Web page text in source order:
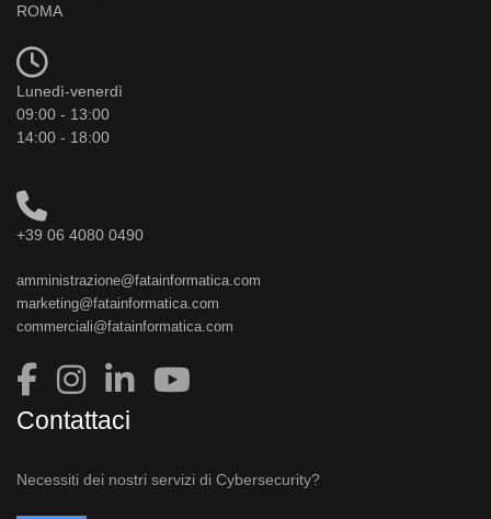
ROMA
Lunedì-venerdì
09:00 - 13:00
14:00 - 18:00
+39 06 4080 0490
amministrazione@fatainformatica.com
marketing@fatainformatica.com
commerciali@fatainformatica.com
Contattaci
Necessiti dei nostri servizi di Cybersecurity?